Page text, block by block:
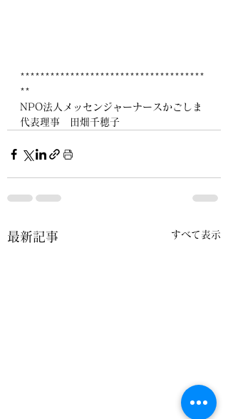
*************************************
**
NPO法人メッセンジャーナースかごしま
代表理事　田畑千穂子
最新記事 すべて表示